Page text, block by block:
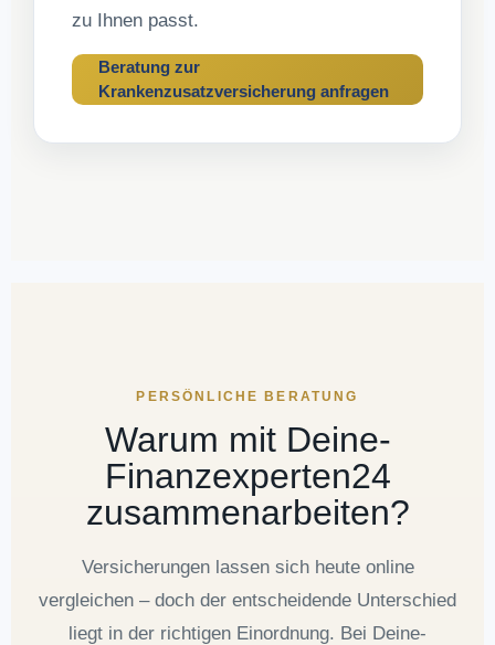
zu Ihnen passt.
Beratung zur
Krankenzusatzversicherung anfragen
PERSÖNLICHE BERATUNG
Warum mit Deine-
Finanzexperten24
zusammenarbeiten?
Versicherungen lassen sich heute online
vergleichen – doch der entscheidende Unterschied
liegt in der richtigen Einordnung. Bei Deine-